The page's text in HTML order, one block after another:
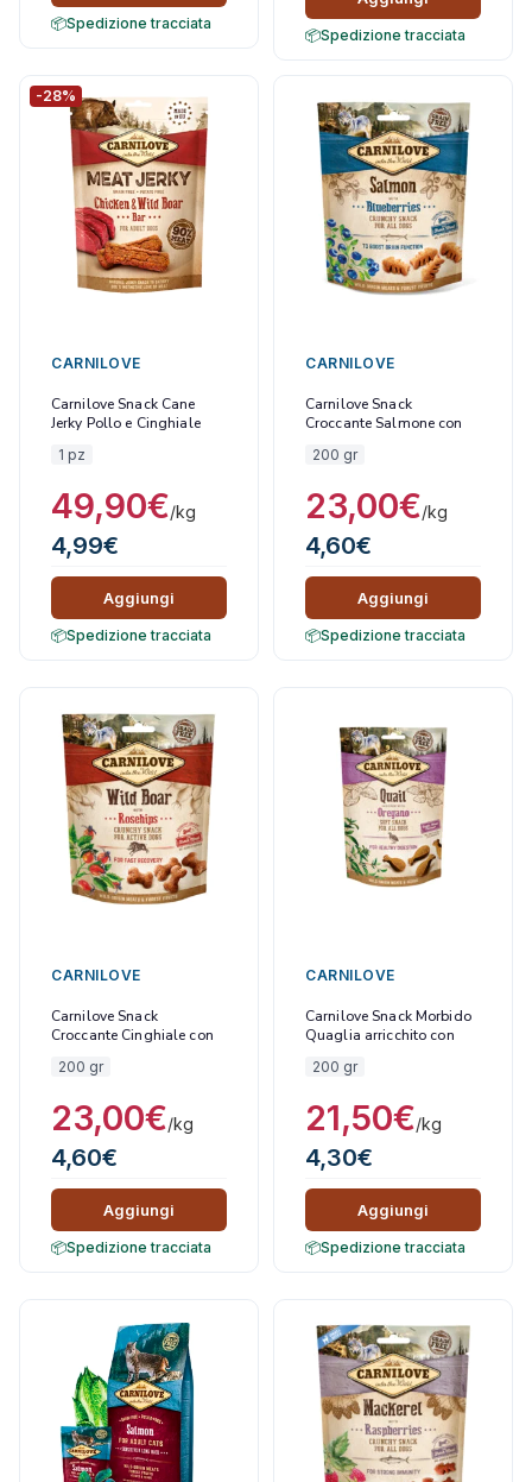
Spedizione tracciata
Spedizione tracciata
-28%
CARNILOVE
Carnilove Snack Cane
Jerky Pollo e Cinghiale
1 pz
4,99€
49,90€/kg
Aggiungi
Spedizione tracciata
CARNILOVE
Carnilove Snack
Croccante Salmone con
200 gr
4,60€
23,00€/kg
Aggiungi
Spedizione tracciata
CARNILOVE
Carnilove Snack
Croccante Cinghiale con
200 gr
4,60€
23,00€/kg
Aggiungi
Spedizione tracciata
CARNILOVE
Carnilove Snack Morbido
Quaglia arricchito con
200 gr
4,30€
21,50€/kg
Aggiungi
Spedizione tracciata